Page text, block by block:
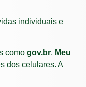
individuais e
como gov.br, Meu
dos celulares. A